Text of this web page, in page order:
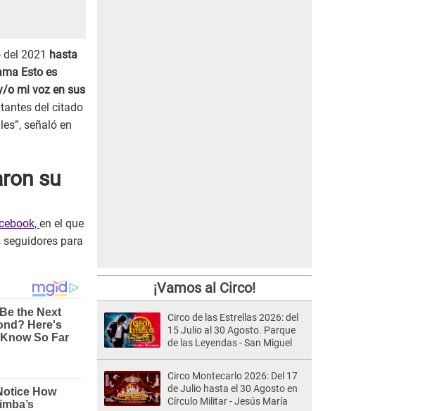
2021 hasta
Esto es
o mi voz en sus
del citado
señaló en
su
en el que
para
¡Vamos al Circo!
Circo de las Estrellas 2026: del
15 Julio al 30 Agosto. Parque
de las Leyendas - San Miguel
Circo Montecarlo 2026: Del 17
de Julio hasta el 30 Agosto en
Círculo Militar - Jesús María